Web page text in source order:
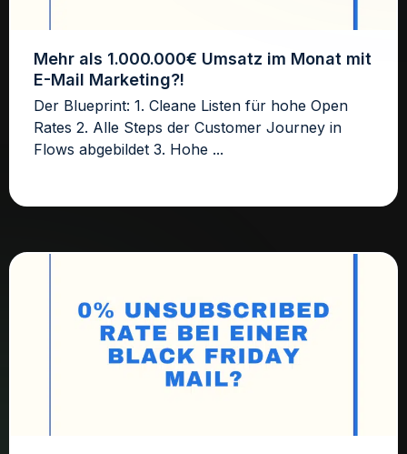
Mehr als 1.000.000€ Umsatz im Monat mit
E-Mail Marketing?!
Der Blueprint: 1. Cleane Listen für hohe Open
Rates 2. Alle Steps der Customer Journey in
Flows abgebildet 3. Hohe ...